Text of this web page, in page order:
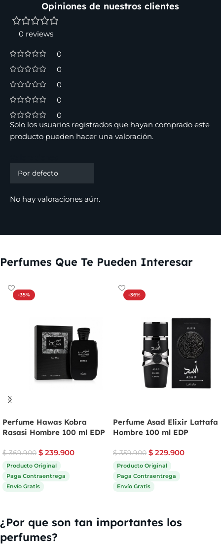
Opiniones de nuestros clientes
0 reviews
0
0
0
0
0
No hay valoraciones aún.
Solo los usuarios registrados que hayan comprado este
producto pueden hacer una valoración.
Perfumes Que Te Pueden Interesar
-35%
Perfume Hawas Kobra
Rasasi Hombre 100 ml EDP
$369.900 $ 239.900
Producto Original
Paga Contraentrega
Envío Gratis
-36%
Perfume Asad Elixir Lattafa
Hombre 100 ml EDP
$359.900 $ 229.900
Producto Original
Paga Contraentrega
Envío Gratis
¿Por que son tan importantes los
perfumes?